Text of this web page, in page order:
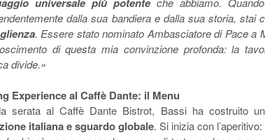
dalla sua bandiera e dalla sua storia, stai
. Essere stato nominato Ambasciatore di Pace a
di questa mia convinzione profonda: la
divide.»
Experience al Caffè Dante: il Menu
serata al Caffè Dante Bistrot, Bassi ha costruito un
italiana e sguardo globale. Si inizia con